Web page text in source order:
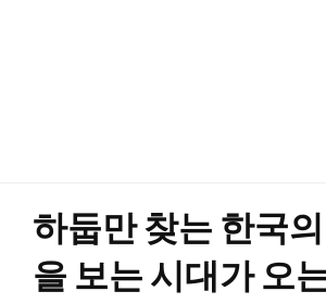
하둡만 찾는 한국
을 보는 시대가 오